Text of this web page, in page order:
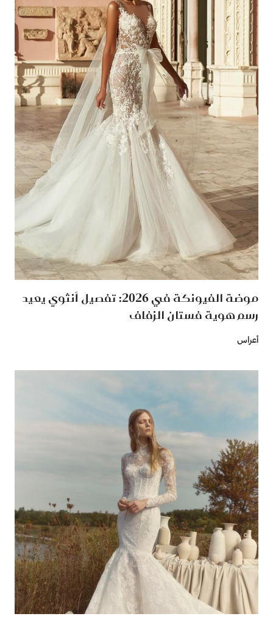
موضة الفيونكة في 2026: تفصيل أنثوي يعيد
رسم هوية فستان الزفاف
أعراس